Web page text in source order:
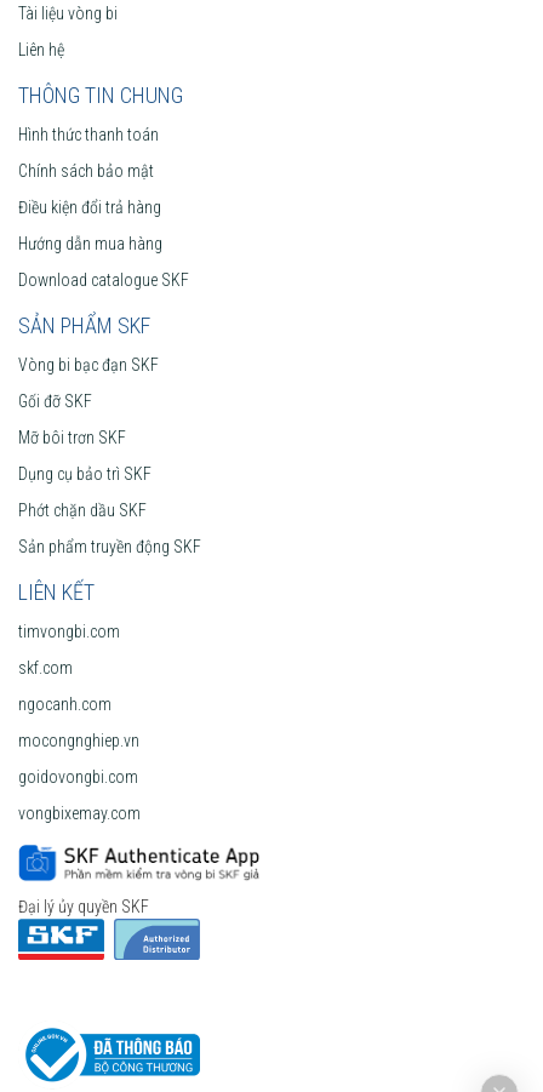
Tài liệu vòng bi
Liên hệ
THÔNG TIN CHUNG
Hình thức thanh toán
Chính sách bảo mật
Điều kiện đổi trả hàng
Hướng dẫn mua hàng
Download catalogue SKF
SẢN PHẨM SKF
Vòng bi bạc đạn SKF
Gối đỡ SKF
Mỡ bôi trơn SKF
Dụng cụ bảo trì SKF
Phớt chặn dầu SKF
Sản phẩm truyền động SKF
LIÊN KẾT
timvongbi.com
skf.com
ngocanh.com
mocongnghiep.vn
goidovongbi.com
vongbixemay.com
Đại lý ủy quyền SKF